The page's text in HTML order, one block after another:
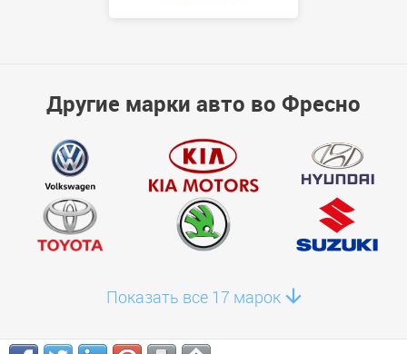
Другие марки авто во Фресно
Показать все 17 марок